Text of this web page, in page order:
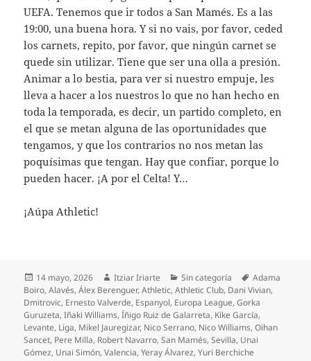
UEFA. Tenemos que ir todos a San Mamés. Es a las
19:00, una buena hora. Y si no vais, por favor, ceded
los carnets, repito, por favor, que ningún carnet se
quede sin utilizar. Tiene que ser una olla a presión.
Animar a lo bestia, para ver si nuestro empuje, les
lleva a hacer a los nuestros lo que no han hecho en
toda la temporada, es decir, un partido completo, en
el que se metan alguna de las oportunidades que
tengamos, y que los contrarios no nos metan las
poquísimas que tengan. Hay que confiar, porque lo
pueden hacer. ¡A por el Celta! Y…
¡Aúpa Athletic!
Publicado
el
14 mayo, 2026 Autor
Itziar Iriarte Categorías
Sin categoría Etiquetas
Adama
Boiro,Alavés,Álex Berenguer,Athletic,Athletic Club, Dani Vivian,
Dmitrovic, Ernesto Valverde, Espanyol, Europa League,Gorka
Guruzeta,Iñaki Williams,Íñigo Ruiz de Galarreta, Kike García,
Levante, Liga, Mikel Jauregizar, Nico Serrano, Nico Williams,Oihan
Sancet, Pere Milla, Robert Navarro,San Mamés,Sevilla, Unai
Gómez, Unai Simón,Valencia,Yeray Álvarez,Yuri Berchiche